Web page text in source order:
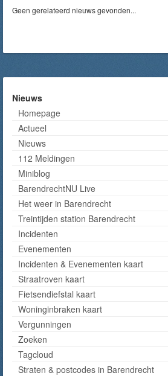
Geen gerelateerd nieuws gevonden...
Nieuws
Homepage
Actueel
Nieuws
112 Meldingen
Miniblog
BarendrechtNU Live
Het weer in Barendrecht
Treintijden station Barendrecht
Incidenten
Evenementen
Incidenten & Evenementen kaart
Straatroven kaart
Fietsendiefstal kaart
Woninginbraken kaart
Vergunningen
Zoeken
Tagcloud
Straten & postcodes in Barendrecht